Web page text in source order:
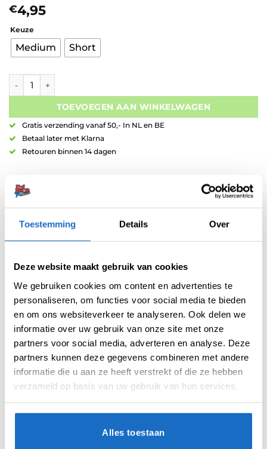
Toestemming Details Over
Deze website maakt gebruik van cookies
We gebruiken cookies om content en advertenties te
personaliseren, om functies voor social media te bieden
en om ons websiteverkeer te analyseren. Ook delen we
informatie over uw gebruik van onze site met onze
partners voor social media, adverteren en analyse. Deze
partners kunnen deze gegevens combineren met andere
informatie die u aan ze heeft verstrekt of die ze hebben
verzameld op basis van uw gebruik van hun services.
Alles toestaan
€4,95
Keuze
Medium Short
Red Dragon Gerwyn Price Iceman V-Groove Shaft Blue aantal
TOEVOEGEN AAN WINKELWAGEN
Gratis verzending vanaf 50,- In NL en BE
Betaal later met Klarna
Retouren binnen 14 dagen
Categorieën:Aluminium Shafts,Red Dragon Shafts
Tag:Gerwyn Price
Merk:Red Dragon